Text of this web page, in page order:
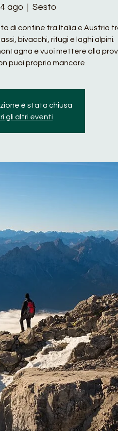
ago
  |
Sesto
di confine tra Italia e Austria
bivacchi, rifugi e laghi alpini.
e vuoi mettere alla
puoi proprio mancare
è stata chiusa
gli altri eventi